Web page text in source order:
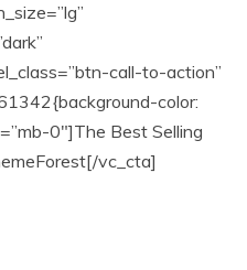
call-to-action”
color:
0″]The Best Selling
vc_cta]